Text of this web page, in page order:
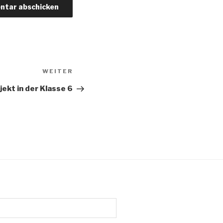
WEITER
in der Klasse 6